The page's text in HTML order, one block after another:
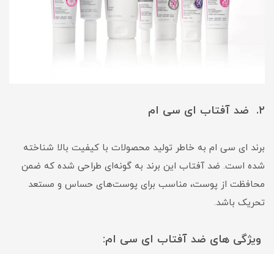
۲. ضد آفتاب ای سی ام
برند ای سی ام به خاطر تولید محصولات با کیفیت بالا شناخته
شده است. ضد آفتاب این برند به گونه‌ای طراحی شده که ضمن
محافظت از پوست، مناسب برای پوست‌های حساس و مستعد
تحریک باشد.
ویژگی‌ های ضد آفتاب ای سی ام: